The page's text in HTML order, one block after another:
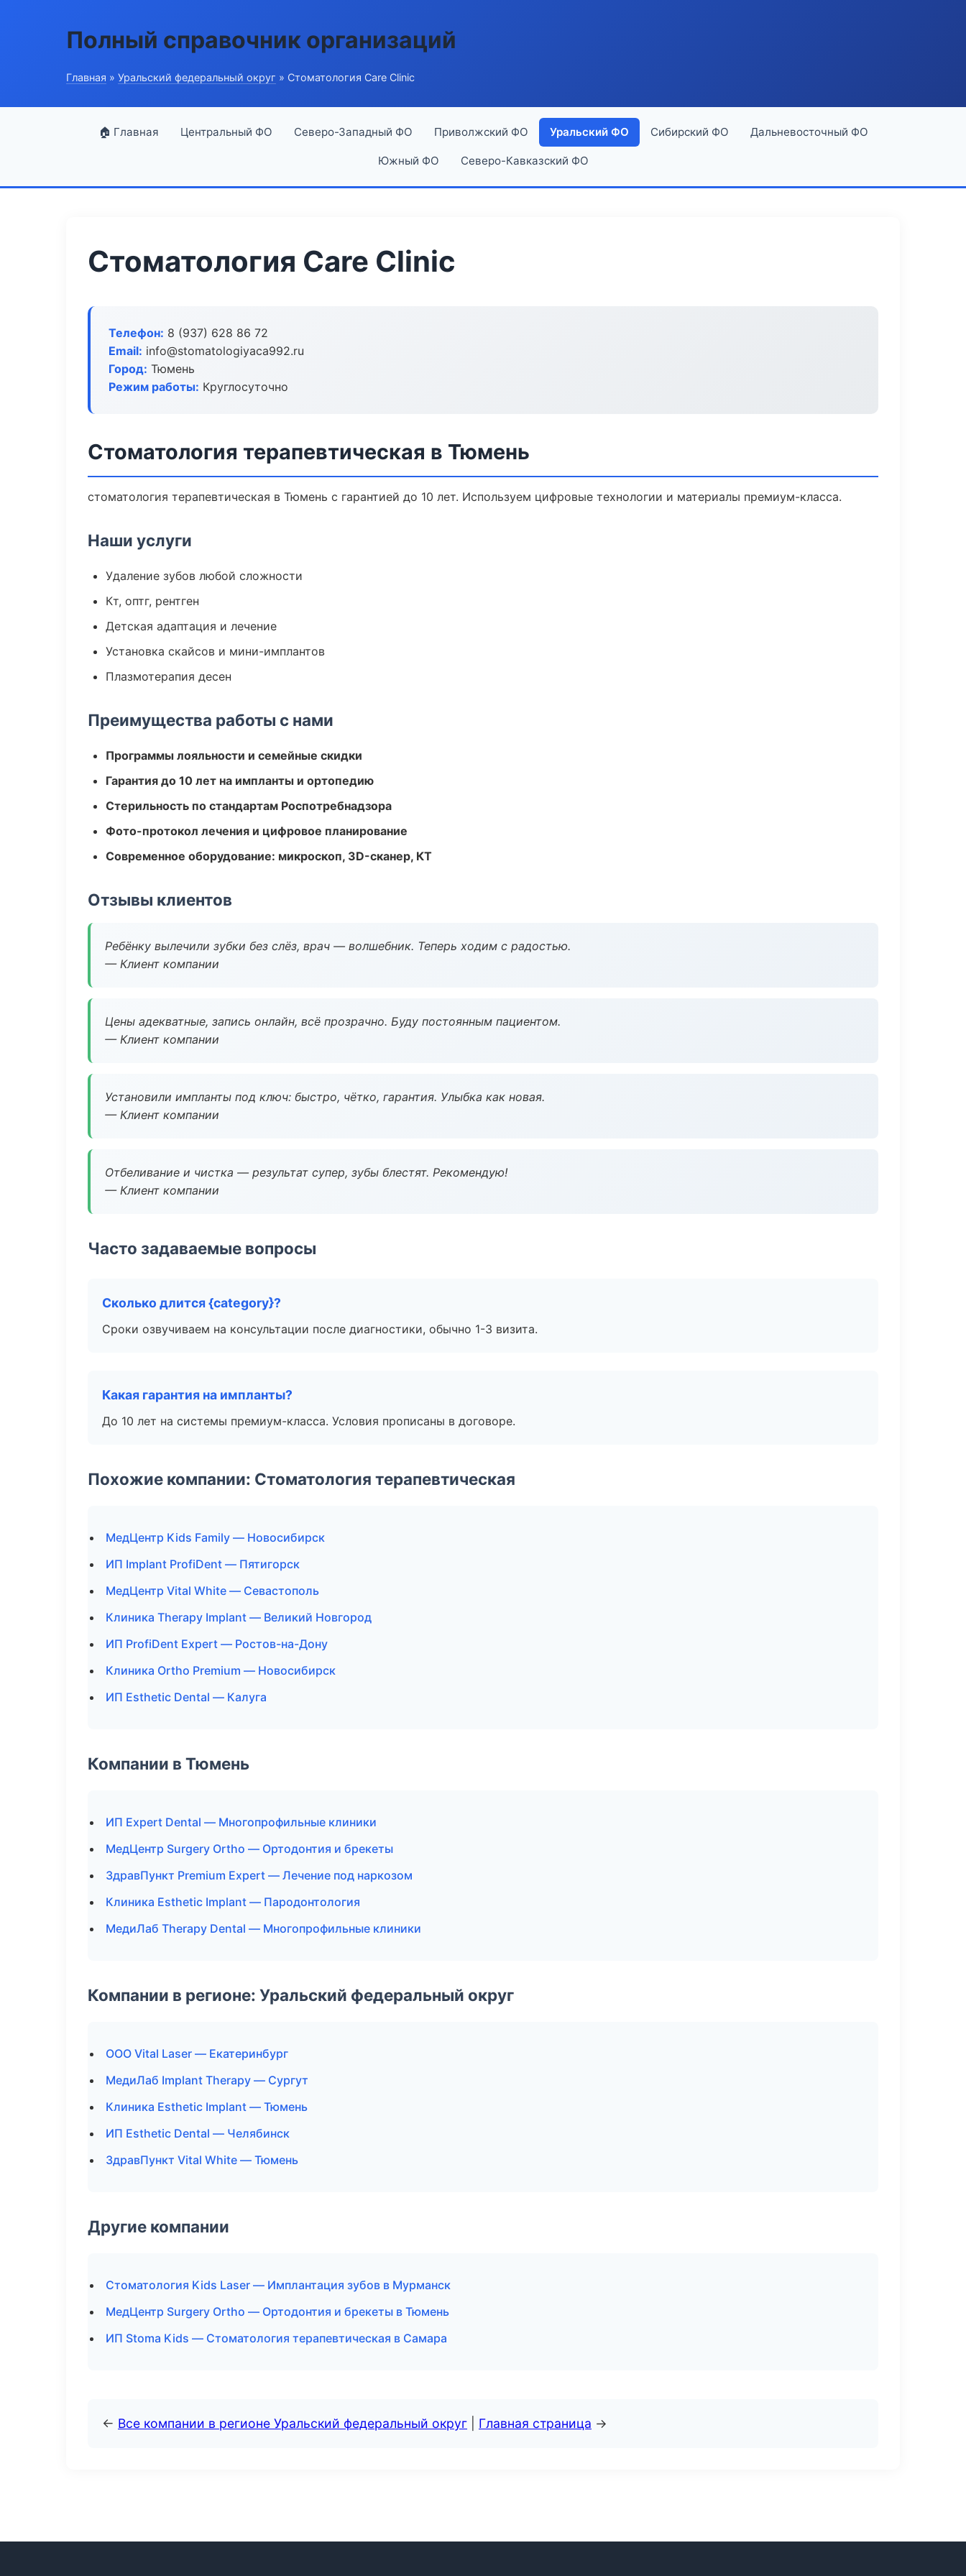
Полный справочник организаций
Главная » Уральский федеральный округ » Стоматология Care Clinic
🏠 Главная Центральный ФО Северо-Западный ФО Приволжский ФО Уральский ФО Сибирский ФО Дальневосточный ФО
Южный ФО Северо-Кавказский ФО
Стоматология Care Clinic
Телефон: 8 (937) 628 86 72
Email: info@stomatologiyaca992.ru
Город: Тюмень
Режим работы: Круглосуточно
Стоматология терапевтическая в Тюмень
стоматология терапевтическая в Тюмень с гарантией до 10 лет. Используем цифровые технологии и материалы премиум-класса.
Наши услуги
Удаление зубов любой сложности
Кт, оптг, рентген
Детская адаптация и лечение
Установка скайсов и мини-имплантов
Плазмотерапия десен
Преимущества работы с нами
Программы лояльности и семейные скидки
Гарантия до 10 лет на импланты и ортопедию
Стерильность по стандартам Роспотребнадзора
Фото-протокол лечения и цифровое планирование
Современное оборудование: микроскоп, 3D-сканер, КТ
Отзывы клиентов
Ребёнку вылечили зубки без слёз, врач — волшебник. Теперь ходим с радостью.
— Клиент компании
Цены адекватные, запись онлайн, всё прозрачно. Буду постоянным пациентом.
— Клиент компании
Установили импланты под ключ: быстро, чётко, гарантия. Улыбка как новая.
— Клиент компании
Отбеливание и чистка — результат супер, зубы блестят. Рекомендую!
— Клиент компании
Часто задаваемые вопросы
Сколько длится {category}?
Сроки озвучиваем на консультации после диагностики, обычно 1-3 визита.
Какая гарантия на импланты?
До 10 лет на системы премиум-класса. Условия прописаны в договоре.
Похожие компании: Стоматология терапевтическая
МедЦентр Kids Family — Новосибирск
ИП Implant ProfiDent — Пятигорск
МедЦентр Vital White — Севастополь
Клиника Therapy Implant — Великий Новгород
ИП ProfiDent Expert — Ростов-на-Дону
Клиника Ortho Premium — Новосибирск
ИП Esthetic Dental — Калуга
Компании в Тюмень
ИП Expert Dental — Многопрофильные клиники
МедЦентр Surgery Ortho — Ортодонтия и брекеты
ЗдравПункт Premium Expert — Лечение под наркозом
Клиника Esthetic Implant — Пародонтология
МедиЛаб Therapy Dental — Многопрофильные клиники
Компании в регионе: Уральский федеральный округ
ООО Vital Laser — Екатеринбург
МедиЛаб Implant Therapy — Сургут
Клиника Esthetic Implant — Тюмень
ИП Esthetic Dental — Челябинск
ЗдравПункт Vital White — Тюмень
Другие компании
Стоматология Kids Laser — Имплантация зубов в Мурманск
МедЦентр Surgery Ortho — Ортодонтия и брекеты в Тюмень
ИП Stoma Kids — Стоматология терапевтическая в Самара
← Все компании в регионе Уральский федеральный округ Главная страница →